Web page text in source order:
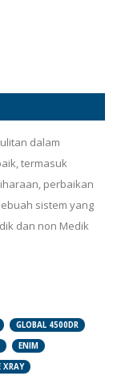
dalam
termasuk
perbaikan
sistem yang
dan non Medik
GLOBAL 4500DR
ENIM
XRAY